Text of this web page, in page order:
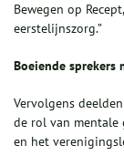
Bewegen op
eerstelijnszorg.”
Boeiende sprekers
Vervolgens
de rol van
en het